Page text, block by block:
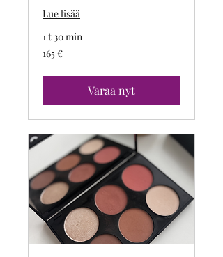
Lue lisää
1 t 30 min
165
euroa
165 €
Varaa nyt